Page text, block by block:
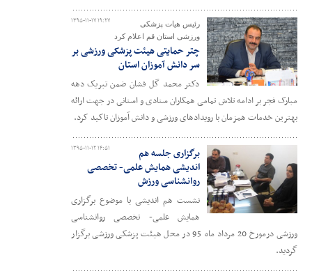
۱۳۹۵-۱۱-۱۷ ۱۹:۲۷
رئیس هیات پزشکی
ورزشی استان قم اعلام کرد
چتر حمایتی هیئت پزشکی ورزشی بر
سر دانش آموزان استان
دکتر محمد گل فشان ضمن تبریک دهه
مبارک فجر بر ادامه تلاش تمامی همکاران ستادی و استانی در جهت ارائه
بهترین خدمات همزمان با رویدادهای ورزشی و دانش آموزان تاکید کرد.
۱۳۹۵-۱۱-۱۲ ۱۴:۵۱
برگزاری جلسه هم
اندیشی همایش علمی- تخصصی
روانشناسی ورزش
نشست هم اندیشی با موضوع برگزاری
همایش علمی- تخصصی روانشناسی
ورزشی درمورخ 20 مرداد ماه 95 در محل هیئت پزشکی ورزشی برگزار
گردید.